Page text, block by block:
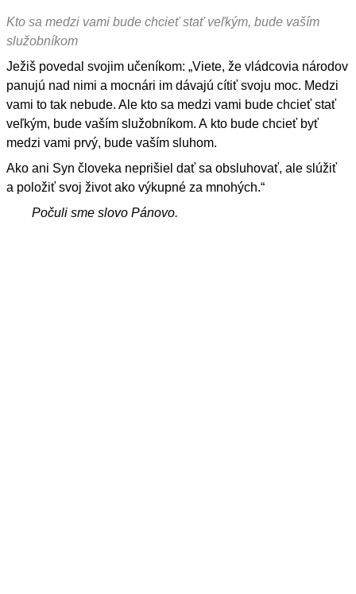
Kto sa medzi vami bude chcieť stať veľkým, bude vaším
služobníkom
Ježiš povedal svojim učeníkom: „Viete, že vládcovia národov
panujú nad nimi a mocnári im dávajú cítiť svoju moc. Medzi
vami to tak nebude. Ale kto sa medzi vami bude chcieť stať
veľkým, bude vaším služobníkom. A kto bude chcieť byť
medzi vami prvý, bude vaším sluhom.
Ako ani Syn človeka neprišiel dať sa obsluhovať, ale slúžiť
a položiť svoj život ako výkupné za mnohých.“
Počuli sme slovo Pánovo.